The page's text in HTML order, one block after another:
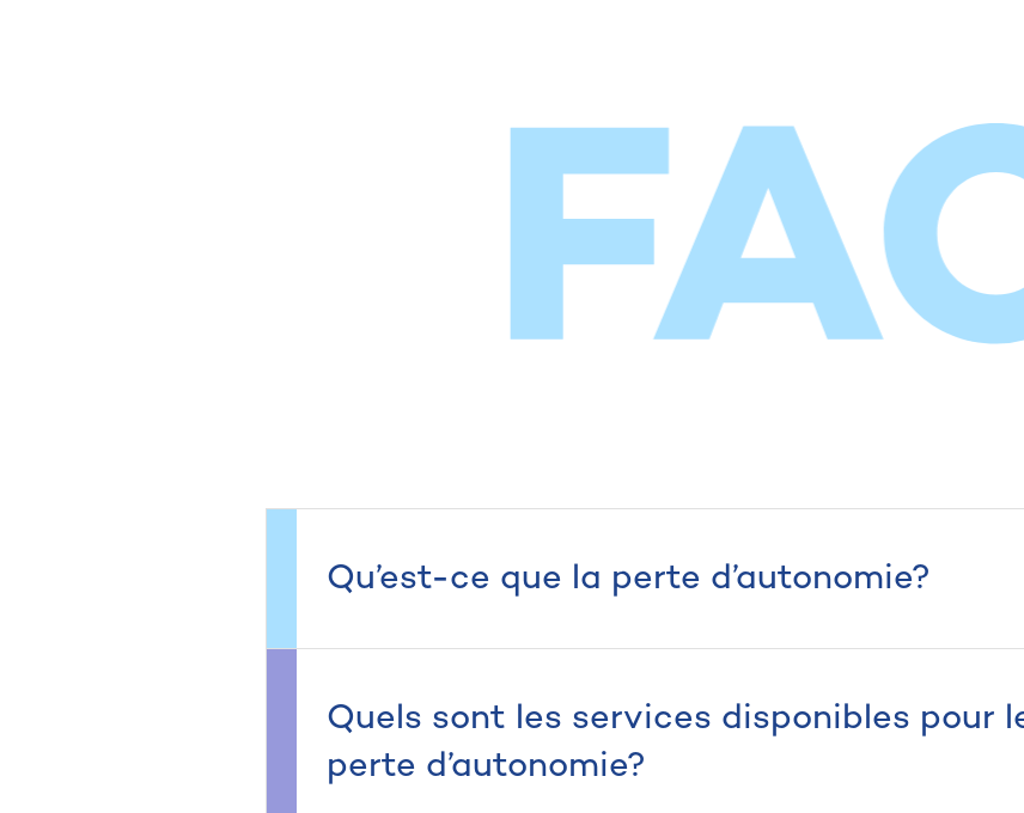
Qu’est-ce que la perte d’autonomie?
Quels sont les services disponibles pour
perte d’autonomie?